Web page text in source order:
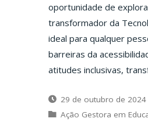
oportunidade de
transformador da
ideal para qualquer
barreiras da
atitudes inclusivas,
29 de outubro de 2024
Ação Gestora em